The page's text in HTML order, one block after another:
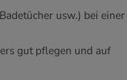
usw.) bei einer
gut pflegen und auf